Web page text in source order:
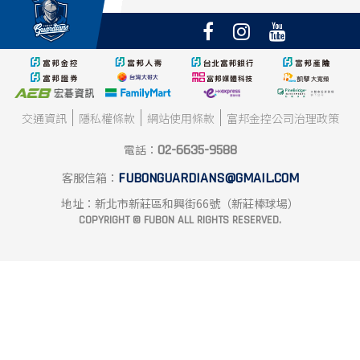
交通資訊 隱私權條款 網站使用條款
富邦金控公司治理政策
電話： 02-6635-9588
客服信箱： FUBONGUARDIANS@GMAIL.COM
地址：新北市新莊區和興街66號（新莊棒球場）
COPYRIGHT © FUBON ALL RIGHTS RESERVED.
UP